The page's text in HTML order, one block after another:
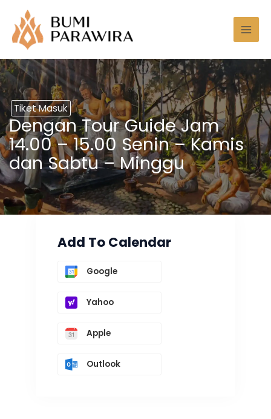
konten
Tiket Masuk
Dengan Tour Guide Jam
14.00 – 15.00 Senin – Kamis
dan Sabtu – Minggu
Add To Calendar
Google
Yahoo
Apple
Outlook